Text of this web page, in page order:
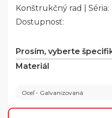
Konštrukčný rad | Séria:
Dostupnosť:
Prosím, vyberte
Materiál
Oceľ - Galvanizovaná